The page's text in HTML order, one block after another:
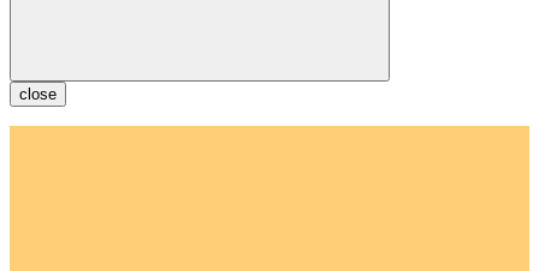
close